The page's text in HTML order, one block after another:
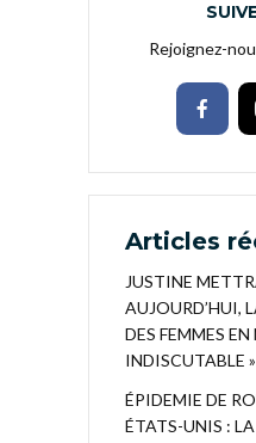
Rejoignez-
Articles
JUSTINE
AUJOURD’HUI,
DES FEMMES EN
INDISCUTABLE »
ÉPIDEMIE DE
ÉTATS-UNIS :